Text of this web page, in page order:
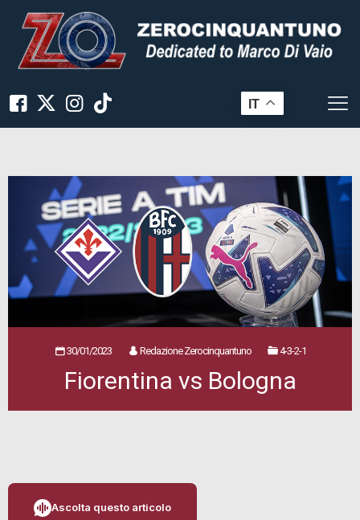
IT
30/01/2023 Redazione Zerocinquantuno 4-3-2-1
Fiorentina vs Bologna
Ascolta questo articolo